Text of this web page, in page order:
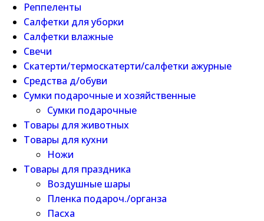
Реппеленты
Салфетки для уборки
Салфетки влажные
Свечи
Скатерти/термоскатерти/салфетки ажурные
Средства д/обуви
Сумки подарочные и хозяйственные
Сумки подарочные
Товары для животных
Товары для кухни
Ножи
Товары для праздника
Воздушные шары
Пленка подароч./органза
Пасха